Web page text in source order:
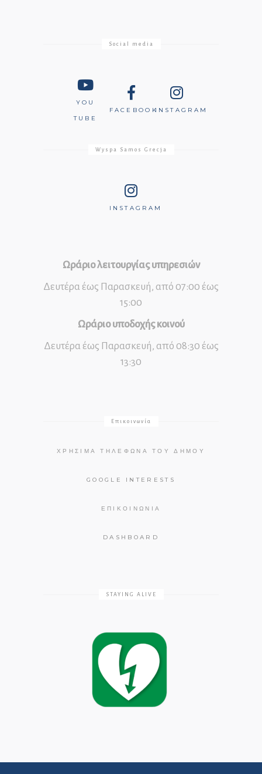
Social media
YOU
TUBE
FACEBOOKINSTAGRAM
Wyspa Samos Grecja
INSTAGRAM
Ωράριο λειτουργίας υπηρεσιών
Δευτέρα έως Παρασκευή, από 07:00 έως
15:00
Ωράριο υποδοχής κοινού
Δευτέρα έως Παρασκευή, από 08:30 έως
13:30
Επικοινωνία
ΧΡΉΣΙΜΑ ΤΗΛΈΦΩΝΑ ΤΟΥ ΔΉΜΟΥ
GOOGLE INTERESTS
ΕΠΙΚΟΙΝΩΝΊΑ
DASHBOARD
STAYING ALIVE